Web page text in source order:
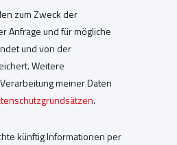
zum Zweck der
Anfrage und für mögliche
und von der
Weitere
meiner Daten
.
künftig Informationen per